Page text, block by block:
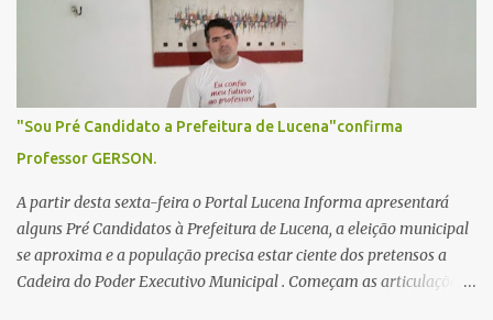
"Sou Pré Candidato a Prefeitura de Lucena"confirma
Professor GERSON.
A partir desta sexta-feira o Portal Lucena Informa apresentará
alguns Pré Candidatos à Prefeitura de Lucena, a eleição municipal
se aproxima e a população precisa estar ciente dos pretensos a
Cadeira do Poder Executivo Municipal . Começam as articulações e